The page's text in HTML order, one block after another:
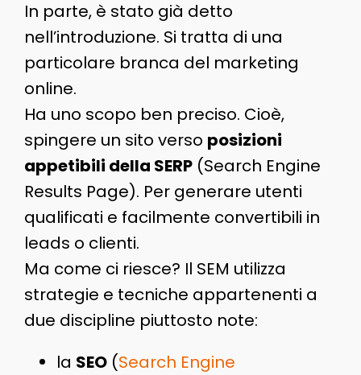
In parte, è stato già detto
nell’introduzione. Si tratta di una
particolare branca del marketing
online.
Ha uno scopo ben preciso. Cioè,
spingere un sito verso posizioni
appetibili della SERP (Search Engine
Results Page). Per generare utenti
qualificati e facilmente convertibili in
leads o clienti.
Ma come ci riesce? Il SEM utilizza
strategie e tecniche appartenenti a
due discipline piuttosto note:
la SEO (Search Engine